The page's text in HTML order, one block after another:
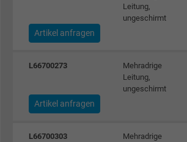
Leitung,
ungeschirmt
Artikel anfragen
L66700273
Mehradrige
Leitung,
ungeschirmt
Artikel anfragen
L66700303
Mehradrige